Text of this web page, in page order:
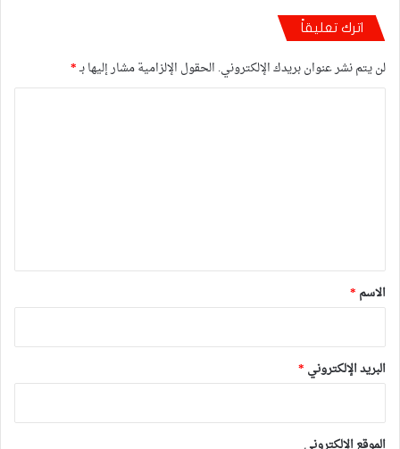
اترك تعليقاً
لن يتم نشر عنوان بريدك الإلكتروني. الحقول الإلزامية مشار إليها بـ*
*
الاسم *
البريد الإلكتروني *